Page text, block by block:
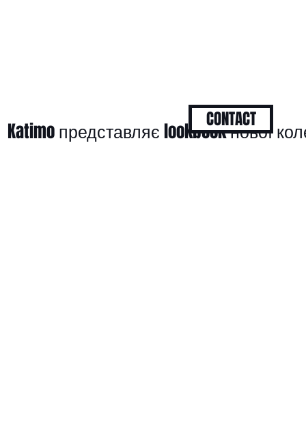
Katimo представляє lookbook нової
CONTACT